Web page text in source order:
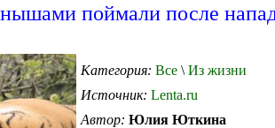
поймали после
Категория: Все \ Из жизни
Источник: Lenta.ru
Автор: Юлия Юткина